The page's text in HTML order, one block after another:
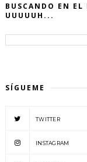
BUSCANDO EN EL
UUUUUH...
SÍGUEME
TWITTER
INSTAGRAM